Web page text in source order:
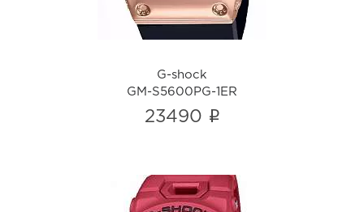
G-shock
GM-S5600PG-1ER
23490 i